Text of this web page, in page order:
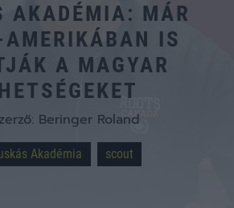
AKADÉMIA: MÁR
AMERIKÁBAN IS
A MAGYAR
Beringer Roland
Akadémia
scout